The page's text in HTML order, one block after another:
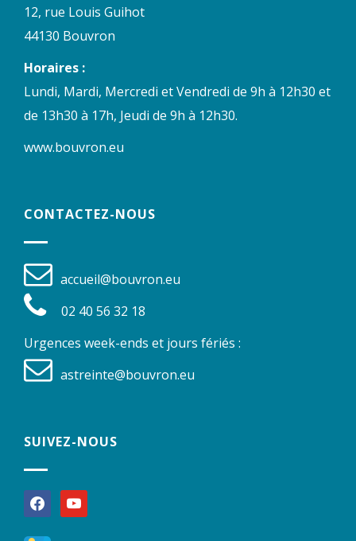
12, rue Louis Guihot
44130 Bouvron
Horaires :
Lundi, Mardi, Mercredi et Vendredi de 9h à 12h30 et
de 13h30 à 17h, Jeudi de 9h à 12h30.
www.bouvron.eu
CONTACTEZ-NOUS
accueil@bouvron.eu
02 40 56 32 18
Urgences week-ends et jours fériés :
astreinte@bouvron.eu
SUIVEZ-NOUS
facebookyoutube